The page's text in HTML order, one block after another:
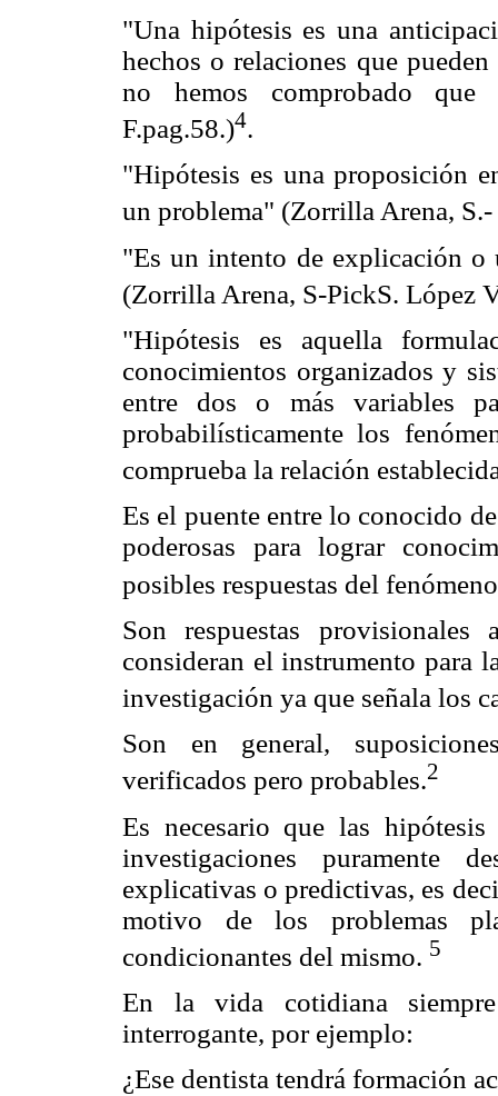
"Una hipótesis es una
hechos o relaciones que
no hemos comprobado
F.pag.58.)4.
"Hipótesis es una proposición
un problema" (Zorrilla Arena, S.-
"Es un intento de explicación o
(Zorrilla Arena, S-PickS. López
"Hipótesis es aquella
conocimientos organizados y
entre dos o más variables
probabilísticamente los
comprueba la relación
Es el puente entre lo conocido
poderosas para lograr
posibles respuestas del
Son respuestas
consideran el instrumento para
investigación ya que señala los
Son en general,
verificados pero probables.2
Es necesario que las
investigaciones puramente
explicativas o predictivas, es
motivo de los problemas
condicionantes del mismo. 5
En la vida cotidiana
interrogante, por ejemplo:
¿Ese dentista tendrá formación